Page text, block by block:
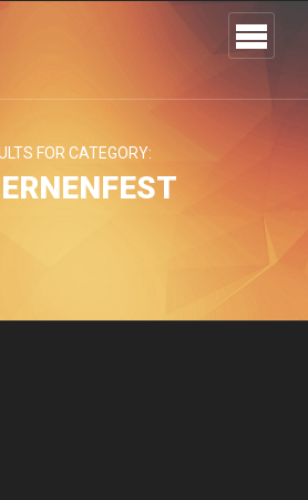
FOR CATEGORY: